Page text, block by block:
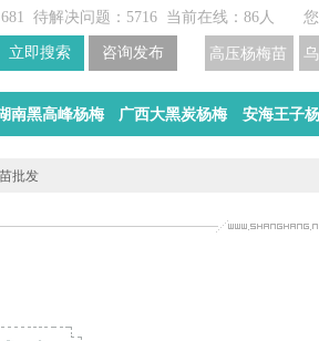
待解决问题：5716 当前在线：86人
高压杨梅苗
南黑高峰杨梅 广西大黑炭杨梅 安海王子
批发